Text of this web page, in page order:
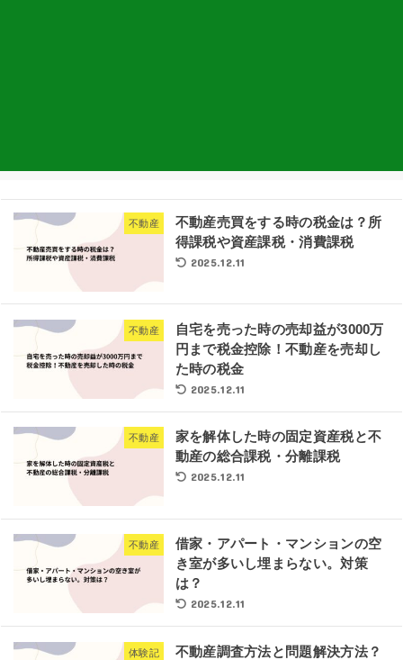
不動産
不動産売買をする時の税金は？所
得課税や資産課税・消費課税
2025.12.11
不動産
自宅を売った時の売却益が3000万
円まで税金控除！不動産を売却し
た時の税金
2025.12.11
不動産
家を解体した時の固定資産税と不
動産の総合課税・分離課税
2025.12.11
不動産
借家・アパート・マンションの空
き室が多いし埋まらない。対策
は？
2025.12.11
体験記
不動産調査方法と問題解決方法？